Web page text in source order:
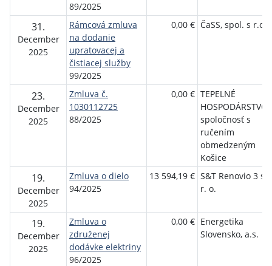
89/2025
31.
December
2025
Rámcová zmluva
na dodanie
upratovacej a
čistiacej služby
99/2025
0,00 € ČaSS, spol. s r.o.
23.
December
2025
Zmluva č.
1030112725
88/2025
0,00 € TEPELNÉ
HOSPODÁRSTVO
spoločnosť s
ručením
obmedzeným
Košice
19.
December
2025
Zmluva o dielo
94/2025
13 594,19 € S&T Renovio 3 s.
r. o.
19.
December
2025
Zmluva o
združenej
dodávke elektriny
96/2025
0,00 € Energetika
Slovensko, a.s.